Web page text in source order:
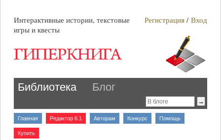
Интерактивные истории, текстовые
игры и квесты
Регистрация /Вход
Библиотека Блог
Главная Редактор 6.1 Авторам Конкурс Помощь
Купить